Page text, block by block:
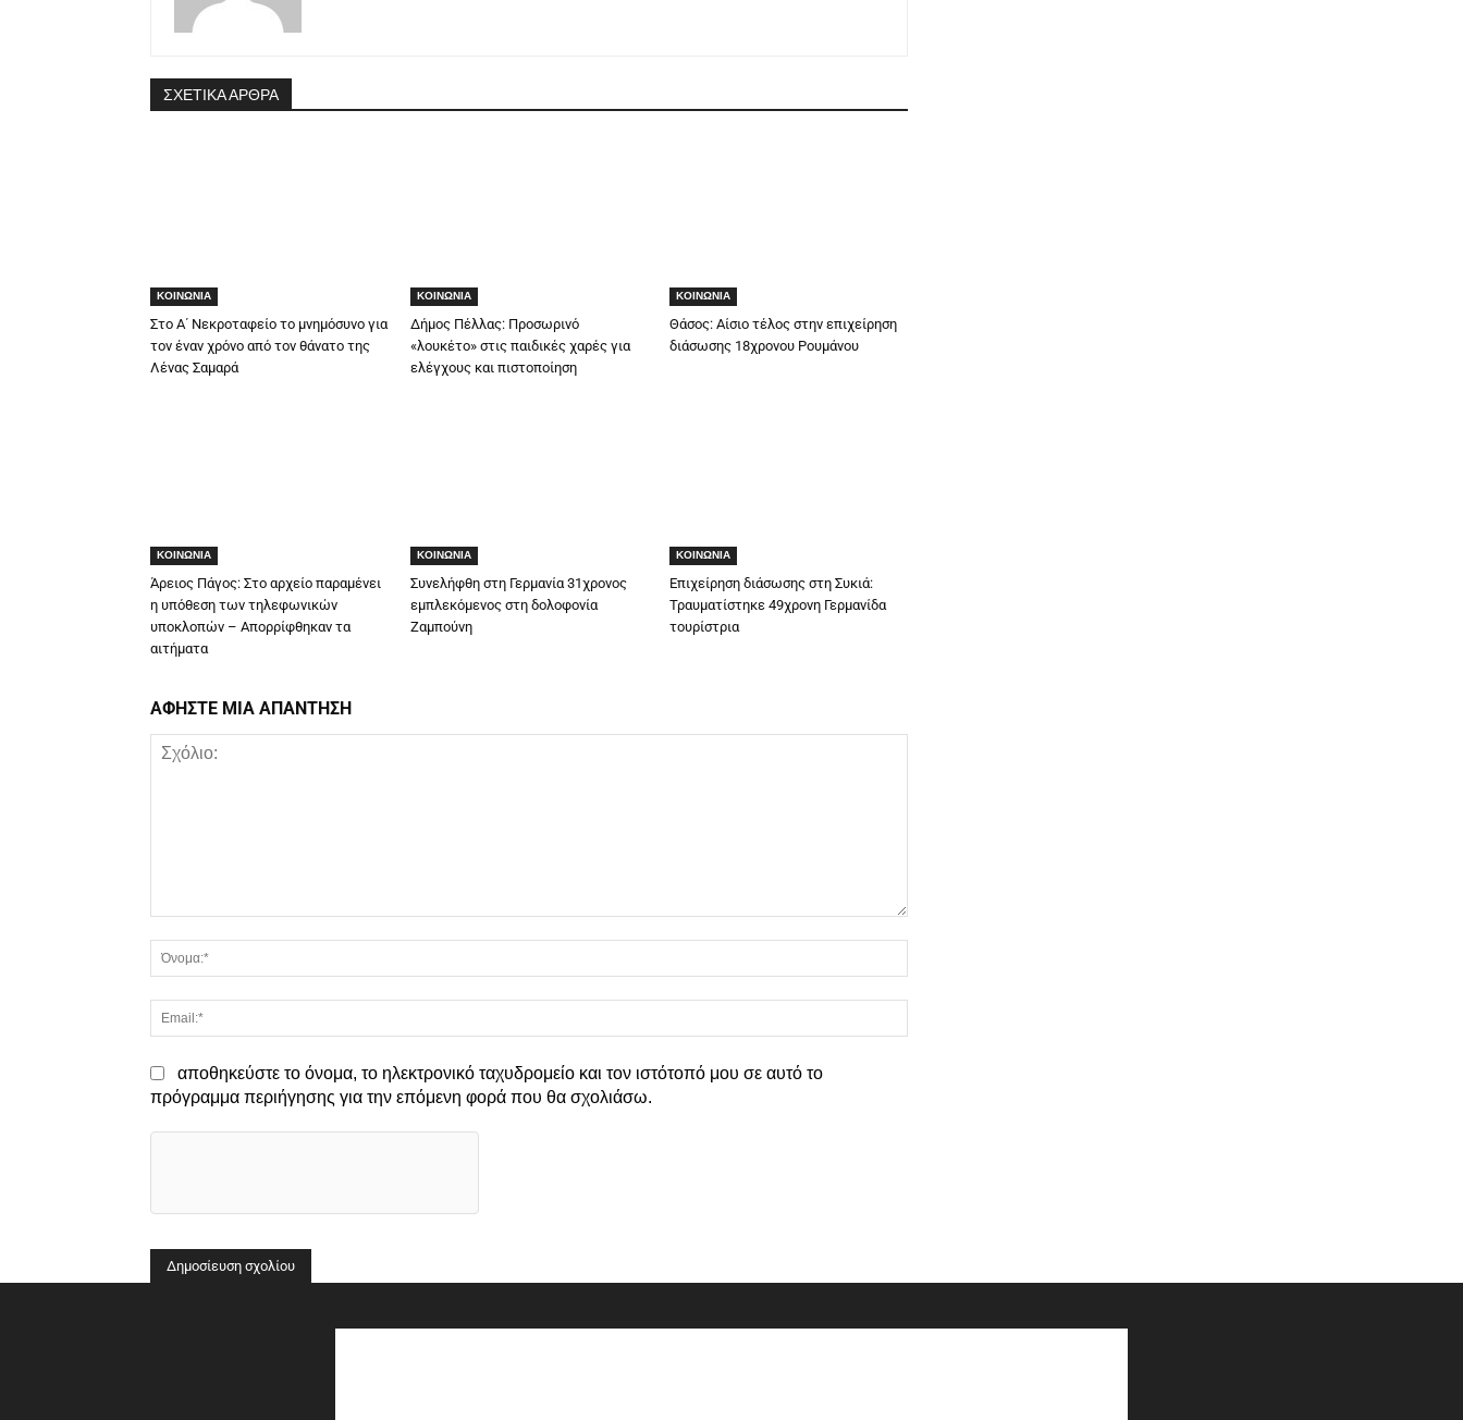
ΣΧΕΤΙΚΑ ΑΡΘΡΑ
ΚΟΙΝΩΝΙΑ
Στο Α΄ Νεκροταφείο το μνημόσυνο για
τον έναν χρόνο από τον θάνατο της
Λένας Σαμαρά
ΚΟΙΝΩΝΙΑ
Δήμος Πέλλας: Προσωρινό
«λουκέτο» στις παιδικές χαρές για
ελέγχους και πιστοποίηση
ΚΟΙΝΩΝΙΑ
Θάσος: Αίσιο τέλος στην επιχείρηση
διάσωσης 18χρονου Ρουμάνου
ΚΟΙΝΩΝΙΑ
Άρειος Πάγος: Στο αρχείο παραμένει
η υπόθεση των τηλεφωνικών
υποκλοπών – Απορρίφθηκαν τα
αιτήματα
ΚΟΙΝΩΝΙΑ
Συνελήφθη στη Γερμανία 31χρονος
εμπλεκόμενος στη δολοφονία
Ζαμπούνη
ΚΟΙΝΩΝΙΑ
Επιχείρηση διάσωσης στη Συκιά:
Τραυματίστηκε 49χρονη Γερμανίδα
τουρίστρια
ΑΦΗΣΤΕ ΜΙΑ ΑΠΑΝΤΗΣΗ
αποθηκεύστε το όνομα, το ηλεκτρονικό ταχυδρομείο και τον ιστότοπό μου σε αυτό το
πρόγραμμα περιήγησης για την επόμενη φορά που θα σχολιάσω.